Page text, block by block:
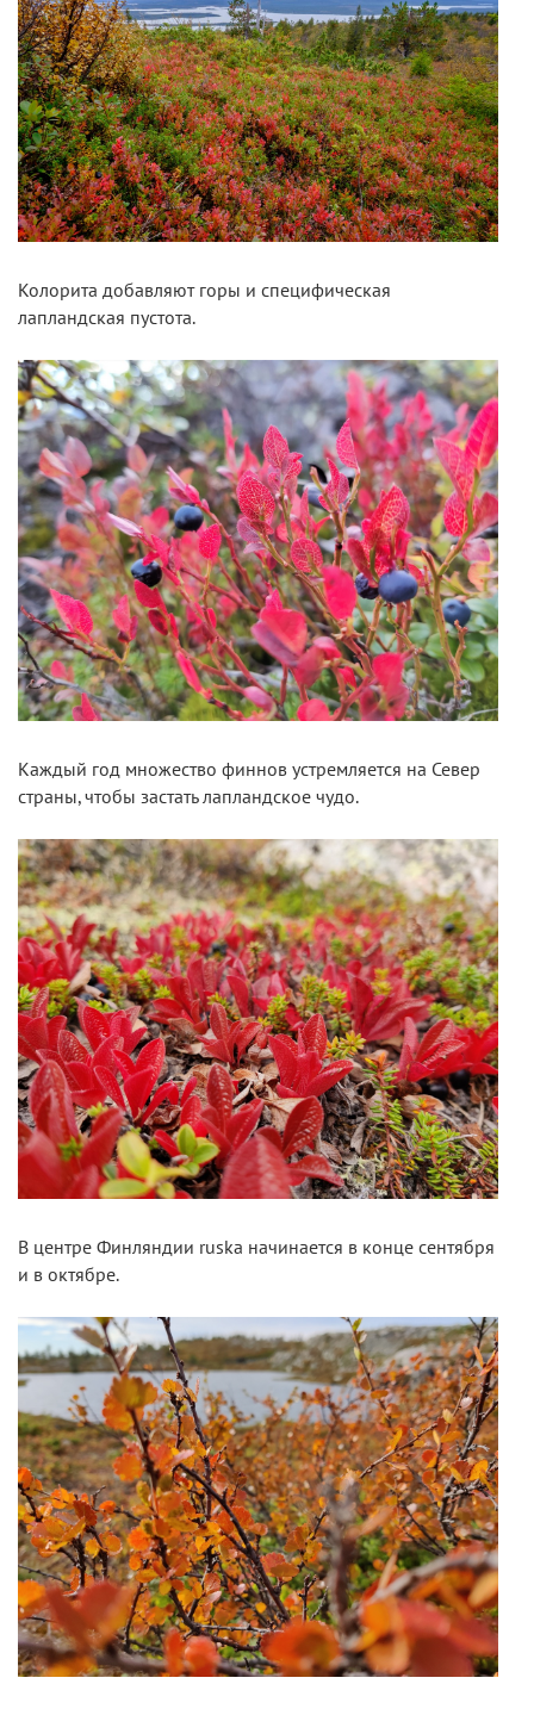
Колорита добавляют горы и специфическая
лапландская пустота.
Каждый год множество финнов устремляется на Север
страны, чтобы застать лапландское чудо.
В центре Финляндии ruska начинается в конце сентября
и в октябре.